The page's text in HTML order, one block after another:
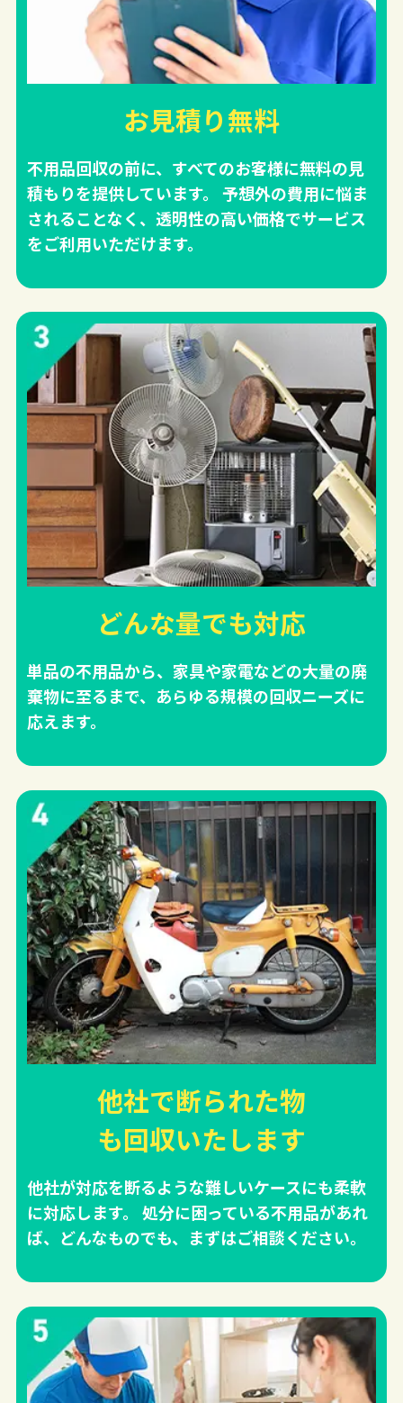
お見積り無料
不用品回収の前に、すべてのお客様に無料の見
積もりを提供しています。 予想外の費用に悩ま
されることなく、透明性の高い価格でサービス
をご利用いただけます。
どんな量でも対応
単品の不用品から、家具や家電などの大量の廃
棄物に至るまで、あらゆる規模の回収ニーズに
応えます。
他社で断られた物
も回収いたします
他社が対応を断るような難しいケースにも柔軟
に対応します。 処分に困っている不用品があれ
ば、どんなものでも、まずはご相談ください。